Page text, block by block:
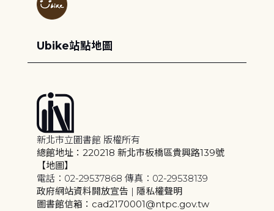
Ubike站點地圖
新北市立圖書館 版權所有
總館地址：220218 新北市板橋區貴興路139號
【地圖】
電話：02-29537868 傳真：02-29538139
政府網站資料開放宣告 | 隱私權聲明
圖書館信箱：cad2170001@ntpc.gov.tw